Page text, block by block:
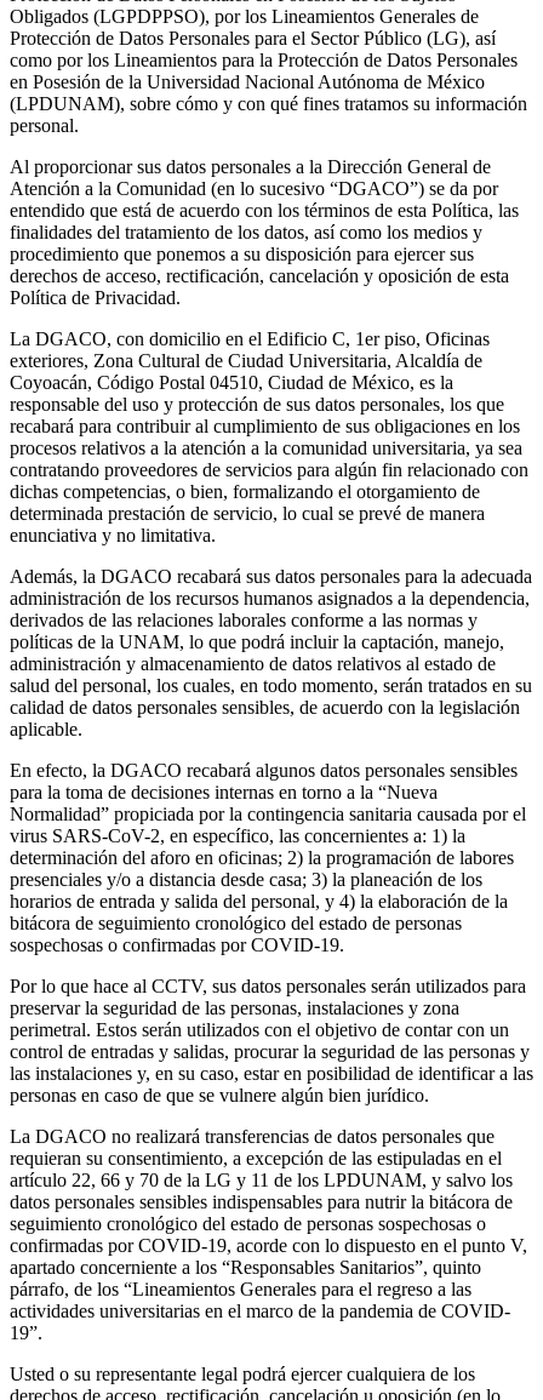
Obligados (LGPDPPSO), por los Lineamientos Generales de
Protección de Datos Personales para el Sector Público (LG), así
como por los Lineamientos para la Protección de Datos Personales
en Posesión de la Universidad Nacional Autónoma de México
(LPDUNAM), sobre cómo y con qué fines tratamos su información
personal.
Al proporcionar sus datos personales a la Dirección General de
Atención a la Comunidad (en lo sucesivo “DGACO”) se da por
entendido que está de acuerdo con los términos de esta Política, las
finalidades del tratamiento de los datos, así como los medios y
procedimiento que ponemos a su disposición para ejercer sus
derechos de acceso, rectificación, cancelación y oposición de esta
Política de Privacidad.
La DGACO, con domicilio en el Edificio C, 1er piso, Oficinas
exteriores, Zona Cultural de Ciudad Universitaria, Alcaldía de
Coyoacán, Código Postal 04510, Ciudad de México, es la
responsable del uso y protección de sus datos personales, los que
recabará para contribuir al cumplimiento de sus obligaciones en los
procesos relativos a la atención a la comunidad universitaria, ya sea
contratando proveedores de servicios para algún fin relacionado con
dichas competencias, o bien, formalizando el otorgamiento de
determinada prestación de servicio, lo cual se prevé de manera
enunciativa y no limitativa.
Además, la DGACO recabará sus datos personales para la adecuada
administración de los recursos humanos asignados a la dependencia,
derivados de las relaciones laborales conforme a las normas y
políticas de la UNAM, lo que podrá incluir la captación, manejo,
administración y almacenamiento de datos relativos al estado de
salud del personal, los cuales, en todo momento, serán tratados en su
calidad de datos personales sensibles, de acuerdo con la legislación
aplicable.
En efecto, la DGACO recabará algunos datos personales sensibles
para la toma de decisiones internas en torno a la “Nueva
Normalidad” propiciada por la contingencia sanitaria causada por el
virus SARS-CoV-2, en específico, las concernientes a: 1) la
determinación del aforo en oficinas; 2) la programación de labores
presenciales y/o a distancia desde casa; 3) la planeación de los
horarios de entrada y salida del personal, y 4) la elaboración de la
bitácora de seguimiento cronológico del estado de personas
sospechosas o confirmadas por COVID-19.
Por lo que hace al CCTV, sus datos personales serán utilizados para
preservar la seguridad de las personas, instalaciones y zona
perimetral. Estos serán utilizados con el objetivo de contar con un
control de entradas y salidas, procurar la seguridad de las personas y
las instalaciones y, en su caso, estar en posibilidad de identificar a las
personas en caso de que se vulnere algún bien jurídico.
La DGACO no realizará transferencias de datos personales que
requieran su consentimiento, a excepción de las estipuladas en el
artículo 22, 66 y 70 de la LG y 11 de los LPDUNAM, y salvo los
datos personales sensibles indispensables para nutrir la bitácora de
seguimiento cronológico del estado de personas sospechosas o
confirmadas por COVID-19, acorde con lo dispuesto en el punto V,
apartado concerniente a los “Responsables Sanitarios”, quinto
párrafo, de los “Lineamientos Generales para el regreso a las
actividades universitarias en el marco de la pandemia de COVID-
19”.
Usted o su representante legal podrá ejercer cualquiera de los